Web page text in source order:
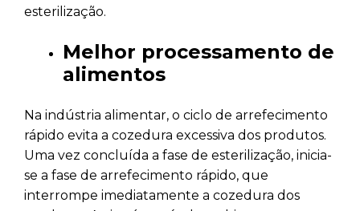
esterilização.
Melhor processamento de
alimentos
Na indústria alimentar, o ciclo de arrefecimento
rápido evita a cozedura excessiva dos produtos.
Uma vez concluída a fase de esterilização, inicia-
se a fase de arrefecimento rápido, que
interrompe imediatamente a cozedura dos